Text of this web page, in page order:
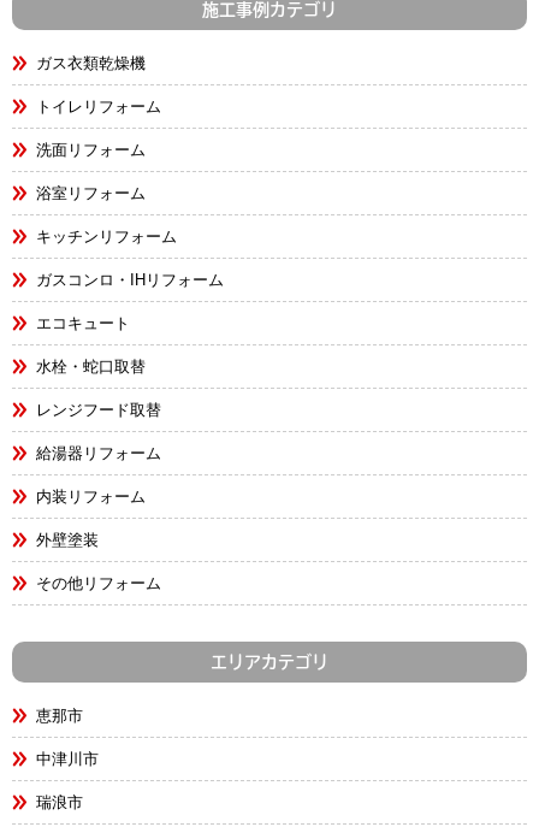
施工事例カテゴリ
ガス衣類乾燥機
トイレリフォーム
洗面リフォーム
浴室リフォーム
キッチンリフォーム
ガスコンロ・IHリフォーム
エコキュート
水栓・蛇口取替
レンジフード取替
給湯器リフォーム
内装リフォーム
外壁塗装
その他リフォーム
エリアカテゴリ
恵那市
中津川市
瑞浪市